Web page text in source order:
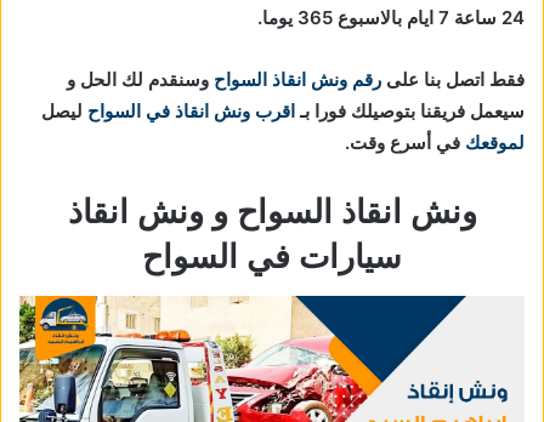
24 ساعة 7 ايام بالاسبوع 365 يوما.
فقط اتصل بنا على رقم ونش انقاذ السواح وسنقدم لك الحل و
سيعمل فريقنا بتوصيلك فورا بـ اقرب ونش انقاذ في السواح ليصل
لموقعك في أسرع وقت.
ونش انقاذ السواح و ونش انقاذ
سيارات في السواح